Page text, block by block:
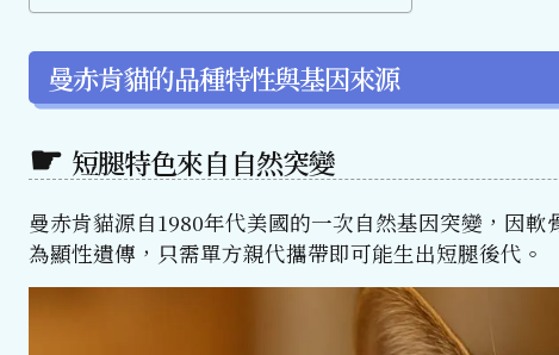
曼赤肯貓的品種特性與基因來源
短腿特色來自自然突變
曼赤肯貓源自1980年代美國的一次自然基因突變，因
為顯性遺傳，只需單方親代攜帶即可能生出短腿後代。